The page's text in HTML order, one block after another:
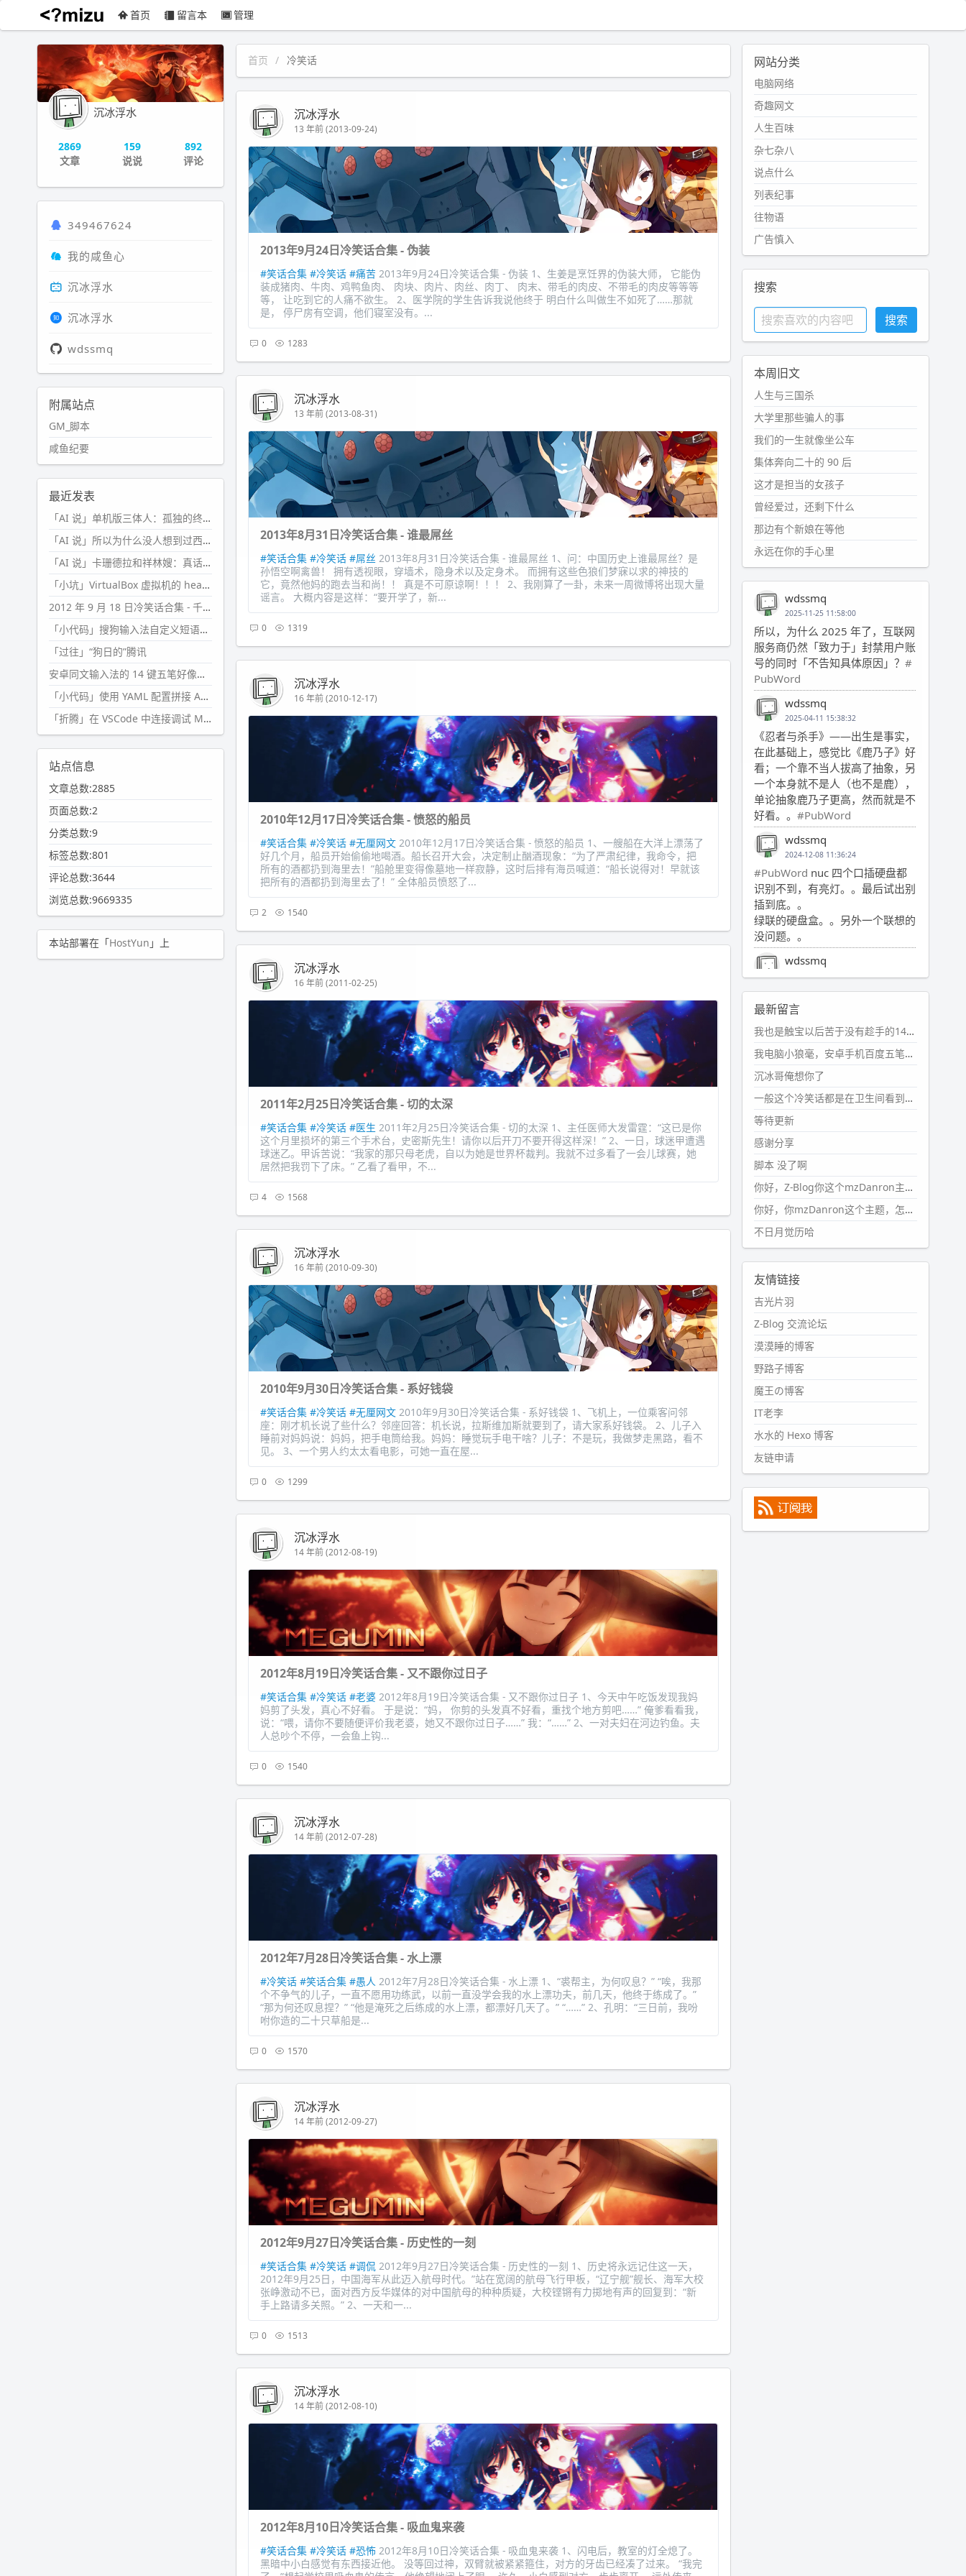
沉冰浮水 首页 留言本 管理
首页 冷笑话
沉冰浮水
13 年前 (2013-09-24)
2013年9月24日冷笑话合集 - 伪装
#笑话合集 #冷笑话 #痛苦 2013年9月24日冷笑话合集 - 伪装 1、生姜是烹饪界的伪装大师， 它能伪
装成猪肉、牛肉、鸡鸭鱼肉、 肉块、肉片、肉丝、肉丁、 肉末、带毛的肉皮、不带毛的肉皮等等等
等， 让吃到它的人痛不欲生。 2、医学院的学生告诉我说他终于 明白什么叫做生不如死了……那就
是， 停尸房有空调，他们寝室没有。...
0 1283
沉冰浮水
13 年前 (2013-08-31)
2013年8月31日冷笑话合集 - 谁最屌丝
#笑话合集 #冷笑话 #屌丝 2013年8月31日冷笑话合集 - 谁最屌丝 1、问：中国历史上谁最屌丝？是
孙悟空啊禽兽！ 拥有透视眼，穿墙术，隐身术以及定身术。 而拥有这些色狼们梦寐以求的神技的
它，竟然他妈的跑去当和尚！！ 真是不可原谅啊！！！ 2、我刚算了一卦，未来一周微博将出现大量
谣言。 大概内容是这样：“要开学了，新...
0 1319
沉冰浮水
16 年前 (2010-12-17)
2010年12月17日冷笑话合集 - 愤怒的船员
#笑话合集 #冷笑话 #无厘网文 2010年12月17日冷笑话合集 - 愤怒的船员 1、一艘船在大洋上漂荡了
好几个月，船员开始偷偷地喝酒。船长召开大会，决定制止酗酒现象：“为了严肃纪律，我命令，把
所有的酒都扔到海里去！”船舱里变得像墓地一样寂静，这时后排有海员喊道：“船长说得对！早就该
把所有的酒都扔到海里去了！” 全体船员愤怒了...
2 1540
沉冰浮水
16 年前 (2011-02-25)
2011年2月25日冷笑话合集 - 切的太深
#笑话合集 #冷笑话 #医生 2011年2月25日冷笑话合集 - 切的太深 1、主任医师大发雷霆：“这已是你
这个月里损坏的第三个手术台，史密斯先生！请你以后开刀不要开得这样深！” 2、一日，球迷甲遭遇
球迷乙。甲诉苦说：“我家的那只母老虎，自以为她是世界杯裁判。我就不过多看了一会儿球赛，她
居然把我罚下了床。” 乙看了看甲，不...
4 1568
沉冰浮水
16 年前 (2010-09-30)
2010年9月30日冷笑话合集 - 系好钱袋
#笑话合集 #冷笑话 #无厘网文 2010年9月30日冷笑话合集 - 系好钱袋 1、飞机上，一位乘客问邻
座：刚才机长说了些什么？邻座回答：机长说，拉斯维加斯就要到了，请大家系好钱袋。 2、儿子入
睡前对妈妈说：妈妈，把手电筒给我。妈妈：睡觉玩手电干啥？儿子：不是玩，我做梦走黑路，看不
见。 3、一个男人约太太看电影，可她一直在屋...
0 1299
沉冰浮水
14 年前 (2012-08-19)
2012年8月19日冷笑话合集 - 又不跟你过日子
#笑话合集 #冷笑话 #老婆 2012年8月19日冷笑话合集 - 又不跟你过日子 1、今天中午吃饭发现我妈
妈剪了头发，真心不好看。 于是说：“妈， 你剪的头发真不好看，重找个地方剪吧……” 俺爹看看我，
说：“喂，请你不要随便评价我老婆，她又不跟你过日子……” 我：“……” 2、一对夫妇在河边钓鱼。夫
人总吵个不停，一会鱼上钩...
0 1540
沉冰浮水
14 年前 (2012-07-28)
2012年7月28日冷笑话合集 - 水上漂
#冷笑话 #笑话合集 #愚人 2012年7月28日冷笑话合集 - 水上漂 1、“裘帮主，为何叹息？” “唉，我那
个不争气的儿子，一直不愿用功练武，以前一直没学会我的水上漂功夫，前几天，他终于练成了。”
“那为何还叹息捏？” “他是淹死之后练成的水上漂，都漂好几天了。” “……” 2、孔明：“三日前，我吩
咐你造的二十只草船是...
0 1570
沉冰浮水
14 年前 (2012-09-27)
2012年9月27日冷笑话合集 - 历史性的一刻
#笑话合集 #冷笑话 #调侃 2012年9月27日冷笑话合集 - 历史性的一刻 1、历史将永远记住这一天，
2012年9月25日，中国海军从此迈入航母时代。”站在宽阔的航母飞行甲板，“辽宁舰”舰长、海军大校
张峥激动不已，面对西方反华媒体的对中国航母的种种质疑，大校铿锵有力掷地有声的回复到：“新
手上路请多关照。” 2、一天和一...
0 1513
沉冰浮水
14 年前 (2012-08-10)
2012年8月10日冷笑话合集 - 吸血鬼来袭
#笑话合集 #冷笑话 #恐怖 2012年8月10日冷笑话合集 - 吸血鬼来袭 1、闪电后，教室的灯全熄了。
黑暗中小白感觉有东西接近他。 没等回过神，双臂就被紧紧箍住，对方的牙齿已经凑了过来。 “我完
沉冰浮水
2869
文章
159
说说
892
评论
349467624
我的咸鱼心
沉冰浮水
沉冰浮水
wdssmq
附属站点
GM_脚本
咸鱼纪要
最近发表
「AI 说」单机版三体人：孤独的终极形态
「AI 说」所以为什么没人想到过西西弗斯的膝盖状态？
「AI 说」卡珊德拉和祥林嫂：真话者的悲剧
「小坑」VirtualBox 虚拟机的 headless 启动方式
2012 年 9 月 18 日冷笑话合集 - 千万别惹女人
「小代码」搜狗输入法自定义短语分片管理「Python」
「过往」“狗日的”腾讯
安卓同文输入法的 14 键五笔好像终于能用了?
「小代码」使用 YAML 配置拼接 AI 提示词，随机及条件语句
「折腾」在 VSCode 中连接调试 Microsoft Edge
站点信息
文章总数:2885
页面总数:2
分类总数:9
标签总数:801
评论总数:3644
浏览总数:9669335
本站部署在「HostYun 」上
网站分类
电脑网络
奇趣网文
人生百味
杂七杂八
说点什么
列表纪事
往物语
广告慎入
搜索
本周旧文
人生与三国杀
大学里那些骗人的事
我们的一生就像坐公车
集体奔向二十的 90 后
这才是担当的女孩子
曾经爱过，还剩下什么
那边有个新娘在等他
永远在你的手心里
wdssmq
2025-11-25 11:58:00
所以，为什么 2025 年了，互联网
服务商仍然「致力于」封禁用户账
号的同时「不告知具体原因」？ #
PubWord
wdssmq
2025-04-11 15:38:32
《忍者与杀手》——出生是事实，
在此基础上，感觉比《鹿乃子》好
看；一个靠不当人拔高了抽象，另
一个本身就不是人（也不是鹿），
单论抽象鹿乃子更高，然而就是不
好看。。 #PubWord
wdssmq
2024-12-08 11:36:24
#PubWord nuc 四个口插硬盘都
识别不到，有亮灯。。最后试出别
插到底。。
绿联的硬盘盒。。另外一个联想的
没问题。。
wdssmq
2024-11-19 17:31:51
#PubWord近期观影记录：超级
马里奥，死侍与金刚狼。。
wdssmq
2024-10-08 10:12:25
#PubWord搬家也告一段落，虽
然搬过来的东西还得归置，新衣柜
虽说已经散俩月味儿了，但还是不
想放衣服进去。
wdssmq
2024-09-23 21:00:49
#PubWord
一次？？碎雨集_沉冰浮水_第1页
https://www.wdssmq.com/ta
g/%E7%A2%8E%E9%9B%A8%E
9%9B%86/
wdssmq
2024-09-23 20:58:40
话，2024 年目前只发了 13 条
嘟？？？？
wdssmq
2024-09-15 10:32:07
#PubWordVSCode 内 git 操作卡
住的时候没办法主动取消一直是个
痛点，一般都是推送或拉取，今天
连提交都卡了。。
wdssmq
#PubWord又一个夏天过去了，
所以今年也没买防水鞋套；然后天
凉了，为了应对踢被子买了睡袋，
不知道 1.2 米会不会略窄。。
最新留言
我也是触宝以后苦于没有趁手的14键五笔键盘久矣上面那位兄台用的百度双键点划布局我也用过很久，那个皮肤做得很粗糙，个别键位的触发区域是错位的，快速打字时很容易出错，修改它的皮肤文件校正后勉强能用，但早年出的皮肤分辨率太低，实在谈不上美观。百度小米定制版的商店里有一个"小黑板"皮肤还不错(百度官方输入法商店里没有)，但那个风格我不喜欢这两天找到了一个叫"森林集"的公众号，开发了海量的皮肤，很多都有14键版本，付费但很便宜，几块钱，终于有自己满意的输入法了搜了一下，这个工作室还是百度的官方合作伙伴，不知道为什么14键作品都不在官方商店上架，难道是百度官方在刻意放弃14键？
我电脑小狼毫，安卓手机百度五笔，皮肤用的双键点划，挺好的。
沉冰哥俺想你了
一般这个冷笑话都是在卫生间看到的多
等待更新
感谢分享
脚本 没了啊
你好，Z-Blog你这个mzDanron主题，怎么去除文章标题图像和文章摘要，仅显示标题，感谢回复！
你好，你mzDanron这个主题，怎么去除文章标题的图像和文章摘要！仅显示标题，感谢回复解决！
不日月觉历哈
友情链接
吉光片羽
Z-Blog 交流论坛
漠漠睡的博客
野路子博客
魔王の博客
IT老李
水水的 Hexo 博客
友链申请